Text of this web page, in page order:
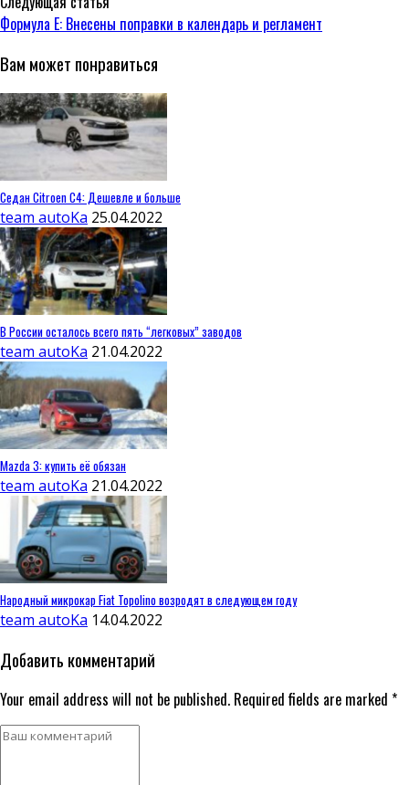
Формула E: Внесены поправки в календарь и регламент
Вам может понравиться
Седан Citroen C4: Дешевле и больше
team autoKa 25.04.2022
В России осталось всего пять “легковых” заводов
team autoKa 21.04.2022
Mazda 3: купить её обязан
team autoKa 21.04.2022
Народный микрокар Fiat Topolino возродят в следующем году
team autoKa 14.04.2022
Добавить комментарий
Your email address will not be published. Required fields are marked *